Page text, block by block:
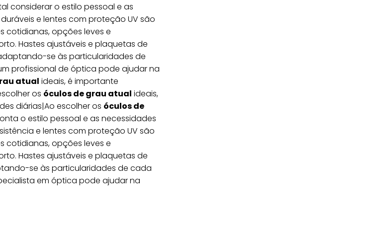
considerar o estilo pessoal e as
e lentes com proteção UV são
cotidianas, opções leves e
Hastes ajustáveis e plaquetas de
se às particularidades de
profissional de óptica pode ajudar na
atual ideais, é importante
os óculos de grau atual ideais,
diárias|Ao escolher os óculos de
o estilo pessoal e as necessidades
e lentes com proteção UV são
cotidianas, opções leves e
Hastes ajustáveis e plaquetas de
se às particularidades de cada
em óptica pode ajudar na